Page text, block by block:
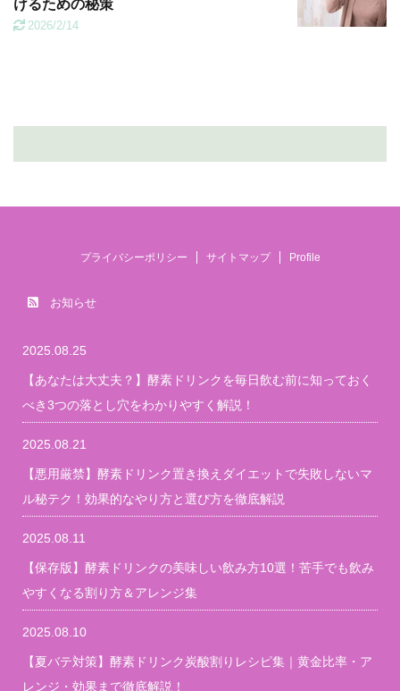
けるための秘策
2026/2/14
プライバシーポリシー サイトマップ Profile
お知らせ
2025.08.25
【あなたは大丈夫？】酵素ドリンクを毎日飲む前に知っておく
べき3つの落とし穴をわかりやすく解説！
2025.08.21
【悪用厳禁】酵素ドリンク置き換えダイエットで失敗しないマ
ル秘テク！効果的なやり方と選び方を徹底解説
2025.08.11
【保存版】酵素ドリンクの美味しい飲み方10選！苦手でも飲み
やすくなる割り方＆アレンジ集
2025.08.10
【夏バテ対策】酵素ドリンク炭酸割りレシピ集｜黄金比率・ア
レンジ・効果まで徹底解説！